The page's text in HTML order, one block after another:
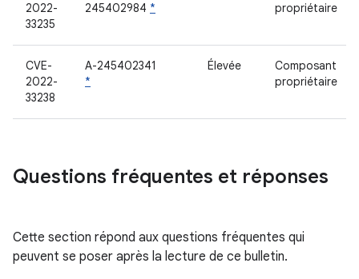
2022-
33235
245402984 *
propriétaire
CVE-
2022-
33238
A-245402341
*
Élevée
Composant
propriétaire
Questions fréquentes et réponses
Cette section répond aux questions fréquentes qui
peuvent se poser après la lecture de ce bulletin.